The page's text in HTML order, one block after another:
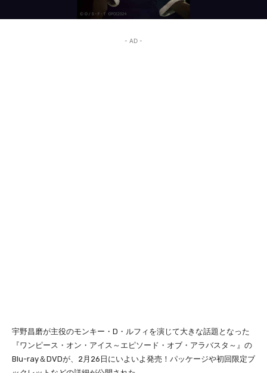
- AD -
宇野昌磨が主役のモンキー・D・ルフィを演じて大きな話題となった
『ワンピース・オン・アイス～エピソード・オブ・アラバスタ～』の
Blu-ray＆DVDが、2月26日にいよいよ発売！パッケージや初回限定ブ